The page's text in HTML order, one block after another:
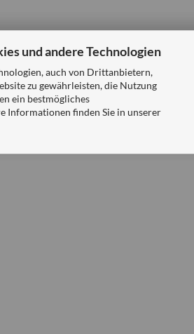
und andere Technologien
auch von Drittanbietern,
zu gewährleisten, die Nutzung
ein bestmögliches
Informationen finden Sie in unserer